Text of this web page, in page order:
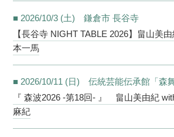
■ 2026/10/3 (土) 鎌倉市 長谷寺
【長谷寺 NIGHT TABLE 2026】畠山美
本一馬
■ 2026/10/11 (日) 伝統芸能伝承館「森舞
『 森波2026 -第18回- 』 畠山美由紀
麻紀